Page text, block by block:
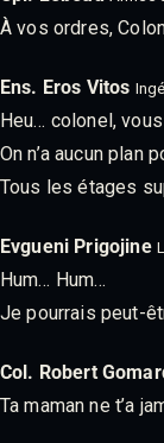
À vos ordres,
Ens. Eros Vitos
Heu… colonel,
On n’a aucun plan
Tous les étages
Evgueni Prigojine
Hum… Hum…
Je pourrais peut-
Col. Robert
Ta maman ne t’a